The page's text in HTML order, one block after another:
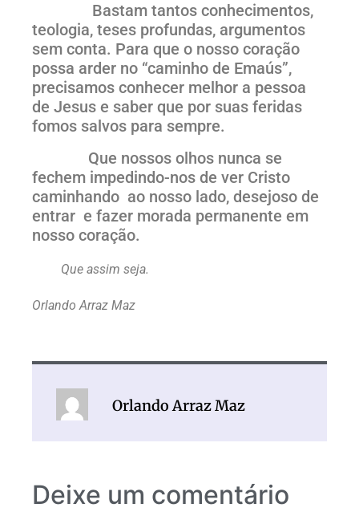
Bastam tantos conhecimentos,
teologia, teses profundas, argumentos
sem conta. Para que o nosso coração
possa arder no “caminho de Emaús”,
precisamos conhecer melhor a pessoa
de Jesus e saber que por suas feridas
fomos salvos para sempre.
Que nossos olhos nunca se
fechem impedindo-nos de ver Cristo
caminhando ao nosso lado, desejoso de
entrar e fazer morada permanente em
nosso coração.
Que assim seja.
Orlando Arraz Maz
Orlando Arraz Maz
Deixe um comentário